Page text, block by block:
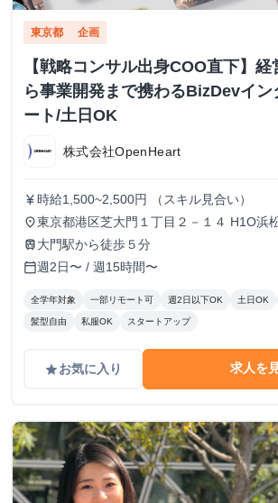
東京都 企画
【戦略コンサル出身COO直下】
ら事業開発まで携わるBizDevイン
ート/土日OK
株式会社OpenHeart
currency_yen 時給1,500~2,500円 （スキル見合い）
place東京都港区芝大門１丁目２－１４ H1O浜
train 大門駅から徒歩５分
calendar_today週2日〜 / 週15時間〜
全学年対象 一部リモート可 週2日以下OK 土日OK
髪型自由 私服OK スタートアップ
gradeお気に入り 求人を